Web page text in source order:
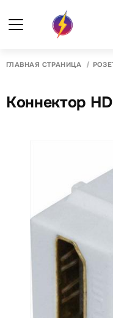
ГЛАВНАЯ СТРАНИЦА
Коннектор